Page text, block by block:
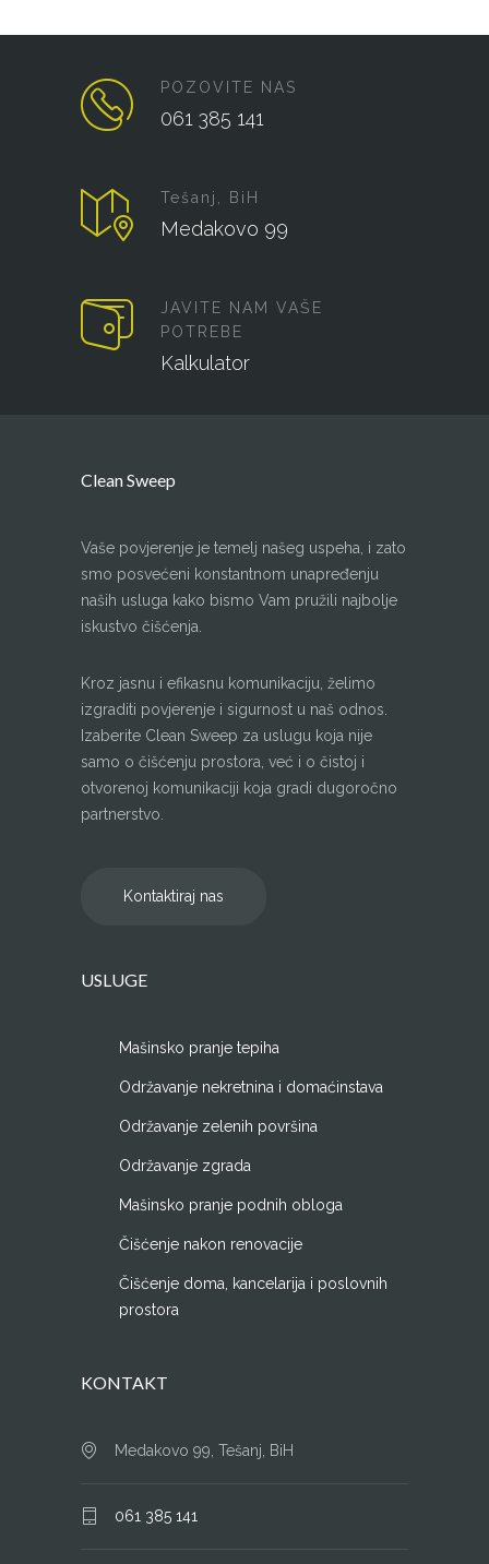
POZOVITE NAS
061 385 141
Tešanj, BiH
Medakovo 99
JAVITE NAM VAŠE
POTREBE
Kalkulator
Clean Sweep
Vaše povjerenje je temelj našeg uspeha, i zato
smo posvećeni konstantnom unapređenju
naših usluga kako bismo Vam pružili najbolje
iskustvo čišćenja.
Kroz jasnu i efikasnu komunikaciju, želimo
izgraditi povjerenje i sigurnost u naš odnos.
Izaberite Clean Sweep za uslugu koja nije
samo o čišćenju prostora, već i o čistoj i
otvorenoj komunikaciji koja gradi dugoročno
partnerstvo.
Kontaktiraj nas
USLUGE
Mašinsko pranje tepiha
Održavanje nekretnina i domaćinstava
Održavanje zelenih površina
Održavanje zgrada
Mašinsko pranje podnih obloga
Čišćenje nakon renovacije
Čišćenje doma, kancelarija i poslovnih
prostora
KONTAKT
Medakovo 99, Tešanj, BiH
061 385 141